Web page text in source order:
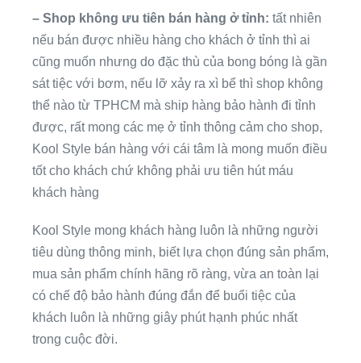
– Shop không ưu tiên bán hàng ở tỉnh: tất nhiên
nếu bán được nhiều hàng cho khách ở tỉnh thì ai
cũng muốn nhưng do đặc thù của bong bóng là gần
sát tiệc với bơm, nếu lỡ xảy ra xì bể thì shop không
thể nào từ TPHCM mà ship hàng bảo hành đi tỉnh
được, rất mong các mẹ ở tỉnh thông cảm cho shop,
Kool Style bán hàng với cái tâm là mong muốn điều
tốt cho khách chứ không phải ưu tiên hút máu
khách hàng
Kool Style mong khách hàng luôn là những người
tiêu dùng thông minh, biết lựa chọn đúng sản phẩm,
mua sản phẩm chính hãng rõ ràng, vừa an toàn lại
có chế độ bảo hành đúng đắn để buổi tiệc của
khách luôn là những giây phút hạnh phúc nhất
trong cuộc đời.